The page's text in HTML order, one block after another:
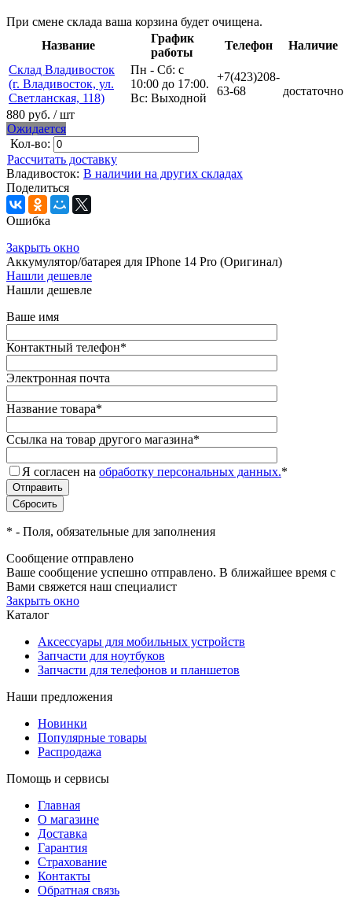
При смене склада ваша корзина будет очищена.
Название
График
работы
Телефон
Наличие
Склад Владивосток
(г. Владивосток, ул.
Светланская, 118)
Пн - Сб: с
10:00 до 17:00.
Вс: Выходной
+7(423)208-
63-68
достаточно
880 руб. / шт
Ожидается
Кол-во:
Рассчитать доставку
Владивосток: В наличии на других складах
Поделиться
Ошибка
Закрыть окно
Аккумулятор/батарея для IPhone 14 Pro (Оригинал)
Нашли дешевле
Нашли дешевле
Ваше имя
Контактный телефон*
Электронная почта
Название товара*
Ссылка на товар другого магазина*
Я согласен на обработку персональных данных.*
* - Поля, обязательные для заполнения
Сообщение отправлено
Ваше сообщение успешно отправлено. В ближайшее время с
Вами свяжется наш специалист
Закрыть окно
Каталог
Аксессуары для мобильных устройств
Запчасти для ноутбуков
Запчасти для телефонов и планшетов
Наши предложения
Новинки
Популярные товары
Распродажа
Помощь и сервисы
Главная
О магазине
Доставка
Гарантия
Страхование
Контакты
Обратная связь